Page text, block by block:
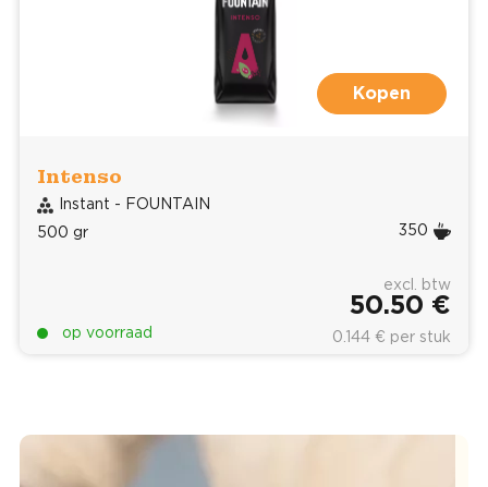
Kopen
Intenso
Instant - FOUNTAIN
500 gr
350
op voorraad
excl. btw
50.50 €
0.144 € per stuk